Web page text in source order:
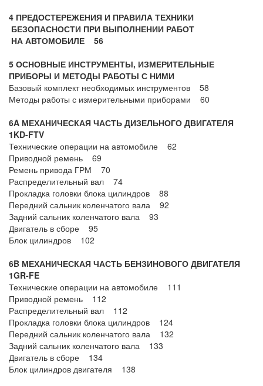
4 ПРЕДОСТЕРЕЖЕНИЯ И ПРАВИЛА ТЕХНИКИ
БЕЗОПАСНОСТИ ПРИ ВЫПОЛНЕНИИ РАБОТ
НА АВТОМОБИЛЕ 56
5 ОСНОВНЫЕ ИНСТРУМЕНТЫ, ИЗМЕРИТЕЛЬНЫЕ
ПРИБОРЫ И МЕТОДЫ РАБОТЫ С НИМИ
Базовый комплект необходимых инструментов 58
Методы работы с измерительными приборами 60
6A МЕХАНИЧЕСКАЯ ЧАСТЬ ДИЗЕЛЬНОГО ДВИГАТЕЛЯ
1KD-FTV
Технические операции на автомобиле 62
Приводной ремень 69
Ремень привода ГРМ 70
Распределительный вал 74
Прокладка головки блока цилиндров 88
Передний сальник коленчатого вала 92
Задний сальник коленчатого вала 93
Двигатель в сборе 95
Блок цилиндров 102
6B МЕХАНИЧЕСКАЯ ЧАСТЬ БЕНЗИНОВОГО ДВИГАТЕЛЯ
1GR-FE
Технические операции на автомобиле 111
Приводной ремень 112
Распределительный вал 112
Прокладка головки блока цилиндров 124
Передний сальник коленчатого вала 132
Задний сальник коленчатого вала 133
Двигатель в сборе 134
Блок цилиндров двигателя 138